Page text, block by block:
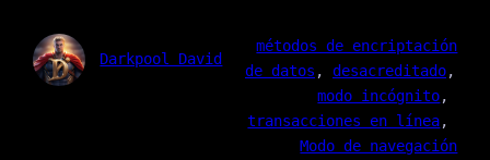
Darkpool David
métodos de encriptación
de datos , desacreditado
modo incógnito
transacciones en línea
Modo de navegación